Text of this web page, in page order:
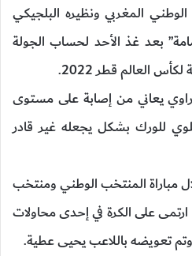
المغربي ونظيره البلجيكي
بعد غذ الأحد لحساب الجولة
العالم قطر 2022.
يعاني من إصابة على مستوى
للورك بشكل يجعله غير قادر
مباراة المنتخب الوطني ومنتخب
ارتمى على الكرة في إحدى محاولات
تعويضه باللاعب يحيى عطية.